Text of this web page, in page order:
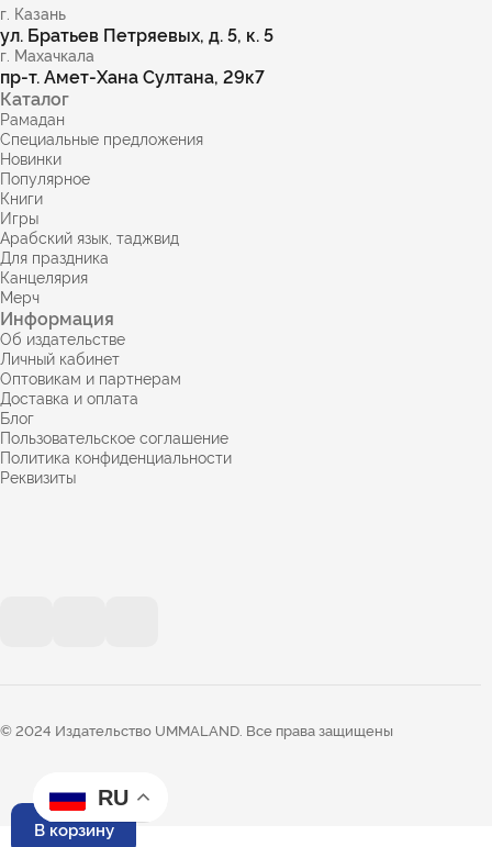
В корзину
г. Казань
ул. Братьев Петряевых, д. 5, к. 5
г. Махачкала
пр-т. Амет-Хана Султана, 29к7
Каталог
Рамадан
Специальные предложения
Новинки
Популярное
Книги
Игры
Арабский язык, таджвид
Для праздника
Канцелярия
Мерч
Информация
Об издательстве
Личный кабинет
Оптовикам и партнерам
Доставка и оплата
Блог
Пользовательское соглашение
Политика конфиденциальности
Реквизиты
© 2024 Издательство UMMALAND. Все права защищены
RU